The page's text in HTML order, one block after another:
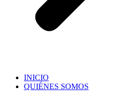
INICIO
QUIÉNES SOMOS